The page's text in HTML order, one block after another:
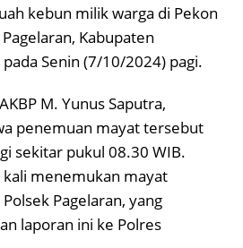
kebun milik warga di Pekon
Kabupaten
Senin (7/10/2024) pagi.
M. Yunus Saputra,
penemuan mayat tersebut
sekitar pukul 08.30 WIB.
menemukan mayat
Pagelaran, yang
laporan ini ke Polres